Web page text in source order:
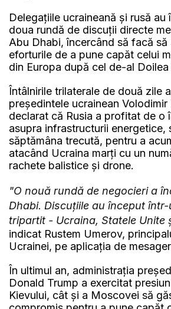
Delegaţiile ucraineană şi rusă au
doua rundă de discuţii directe
Abu Dhabi, încercând să facă să
eforturile de a pune capăt celui
din Europa după cel de-al
Întâlnirile trilaterale de două zile
preşedintele ucrainean Volodimir
declarat că Rusia a profitat de o
asupra infrastructurii energetice,
săptămâna trecută, pentru a
atacând Ucraina marţi cu un
rachete balistice şi drone.
"O nouă rundă de negocieri a
Dhabi. Discuţiile au început
tripartit - Ucraina, Statele Unite
indicat Rustem Umerov,
Ucrainei, pe aplicaţia de
În ultimul an, administraţia
Donald Trump a exercitat
Kievului, cât şi a Moscovei să